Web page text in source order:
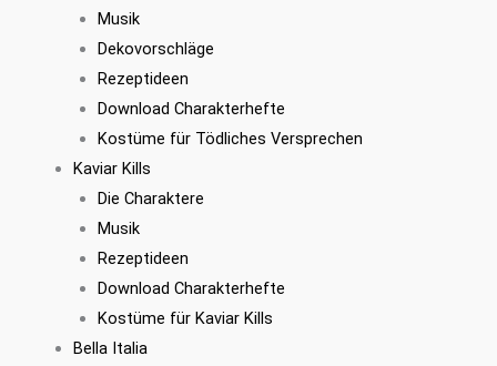
Musik
Dekovorschläge
Rezeptideen
Download Charakterhefte
Kostüme für Tödliches Versprechen
Kaviar Kills
Die Charaktere
Musik
Rezeptideen
Download Charakterhefte
Kostüme für Kaviar Kills
Bella Italia